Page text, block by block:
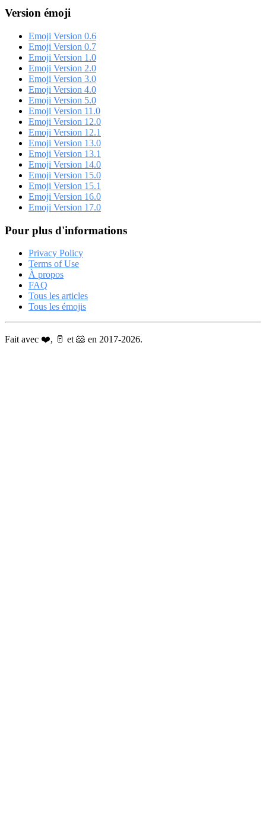
Version émoji
Emoji Version 0.6
Emoji Version 0.7
Emoji Version 1.0
Emoji Version 2.0
Emoji Version 3.0
Emoji Version 4.0
Emoji Version 5.0
Emoji Version 11.0
Emoji Version 12.0
Emoji Version 12.1
Emoji Version 13.0
Emoji Version 13.1
Emoji Version 14.0
Emoji Version 15.0
Emoji Version 15.1
Emoji Version 16.0
Emoji Version 17.0
Pour plus d'informations
Privacy Policy
Terms of Use
À propos
FAQ
Tous les articles
Tous les émojis
Fait avec ❤️, 🥛 et 🐹 en 2017-2026.